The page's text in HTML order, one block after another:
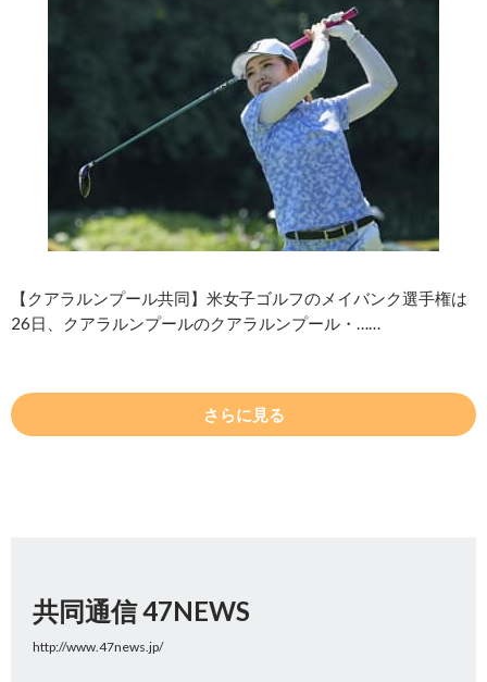
【クアラルンプール共同】米女子ゴルフのメイバンク選手権は
26日、クアラルンプールのクアラルンプール・……
さらに見る
共同通信 47NEWS
http://www.47news.jp/